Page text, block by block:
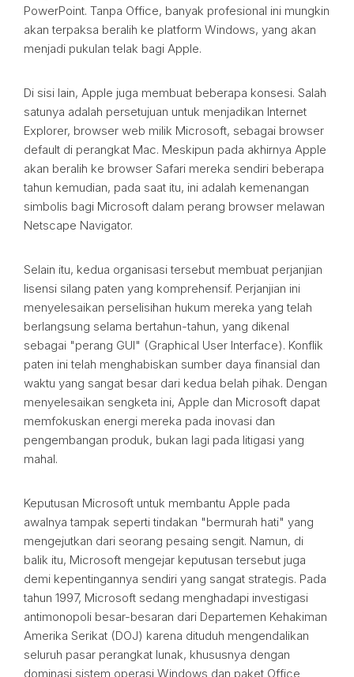
PowerPoint. Tanpa Office, banyak profesional ini mungkin
akan terpaksa beralih ke platform Windows, yang akan
menjadi pukulan telak bagi Apple.
Di sisi lain, Apple juga membuat beberapa konsesi. Salah
satunya adalah persetujuan untuk menjadikan Internet
Explorer, browser web milik Microsoft, sebagai browser
default di perangkat Mac. Meskipun pada akhirnya Apple
akan beralih ke browser Safari mereka sendiri beberapa
tahun kemudian, pada saat itu, ini adalah kemenangan
simbolis bagi Microsoft dalam perang browser melawan
Netscape Navigator.
Selain itu, kedua organisasi tersebut membuat perjanjian
lisensi silang paten yang komprehensif. Perjanjian ini
menyelesaikan perselisihan hukum mereka yang telah
berlangsung selama bertahun-tahun, yang dikenal
sebagai "perang GUI" (Graphical User Interface). Konflik
paten ini telah menghabiskan sumber daya finansial dan
waktu yang sangat besar dari kedua belah pihak. Dengan
menyelesaikan sengketa ini, Apple dan Microsoft dapat
memfokuskan energi mereka pada inovasi dan
pengembangan produk, bukan lagi pada litigasi yang
mahal.
Keputusan Microsoft untuk membantu Apple pada
awalnya tampak seperti tindakan "bermurah hati" yang
mengejutkan dari seorang pesaing sengit. Namun, di
balik itu, Microsoft mengejar keputusan tersebut juga
demi kepentingannya sendiri yang sangat strategis. Pada
tahun 1997, Microsoft sedang menghadapi investigasi
antimonopoli besar-besaran dari Departemen Kehakiman
Amerika Serikat (DOJ) karena dituduh mengendalikan
seluruh pasar perangkat lunak, khususnya dengan
dominasi sistem operasi Windows dan paket Office